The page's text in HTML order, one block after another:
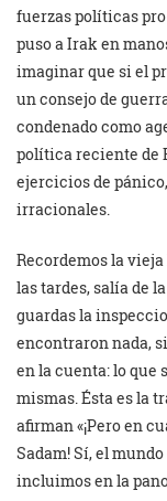
fuerzas políticas
puso a Irak en
imaginar que si el
un consejo de
condenado como
política reciente de
ejercicios de pánico,
irracionales.
Recordemos la
las tardes, salía de
guardas la
encontraron nada,
en la cuenta: lo que
mismas. Ésta es la
afirman «¡Pero en
Sadam! Sí, el
incluimos en la